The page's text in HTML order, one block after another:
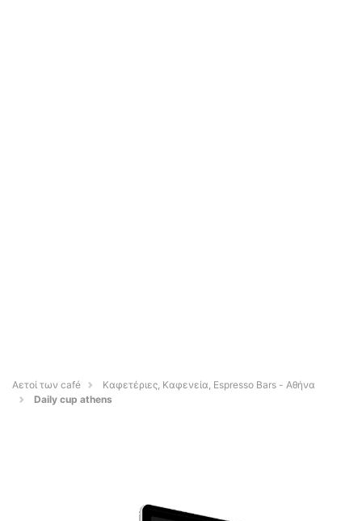
Αετοί των café
Καφετέριες, Καφενεία, Espresso Bars - Αθήνα
Daily cup athens